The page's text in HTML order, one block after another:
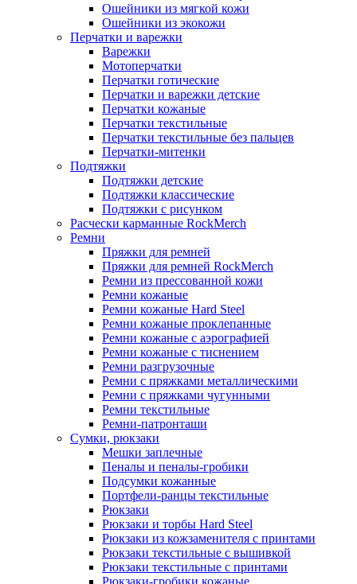
Ошейники из мягкой кожи
Ошейники из экокожи
Перчатки и варежки
Варежки
Мотоперчатки
Перчатки готические
Перчатки и варежки детские
Перчатки кожаные
Перчатки текстильные
Перчатки текстильные без пальцев
Перчатки-митенки
Подтяжки
Подтяжки детские
Подтяжки классические
Подтяжки с рисунком
Расчески карманные RockMerch
Ремни
Пряжки для ремней
Пряжки для ремней RockMerch
Ремни из прессованной кожи
Ремни кожаные
Ремни кожаные Hard Steel
Ремни кожаные проклепанные
Ремни кожаные с аэрографией
Ремни кожаные с тиснением
Ремни разгрузочные
Ремни с пряжками металлическими
Ремни с пряжками чугунными
Ремни текстильные
Ремни-патронташи
Сумки, рюкзаки
Мешки заплечные
Пеналы и пеналы-гробики
Подсумки кожанные
Портфели-ранцы текстильные
Рюкзаки
Рюкзаки и торбы Hard Steel
Рюкзаки из кожзаменителя с принтами
Рюкзаки текстильные с вышивкой
Рюкзаки текстильные с принтами
Рюкзаки-гробики кожаные